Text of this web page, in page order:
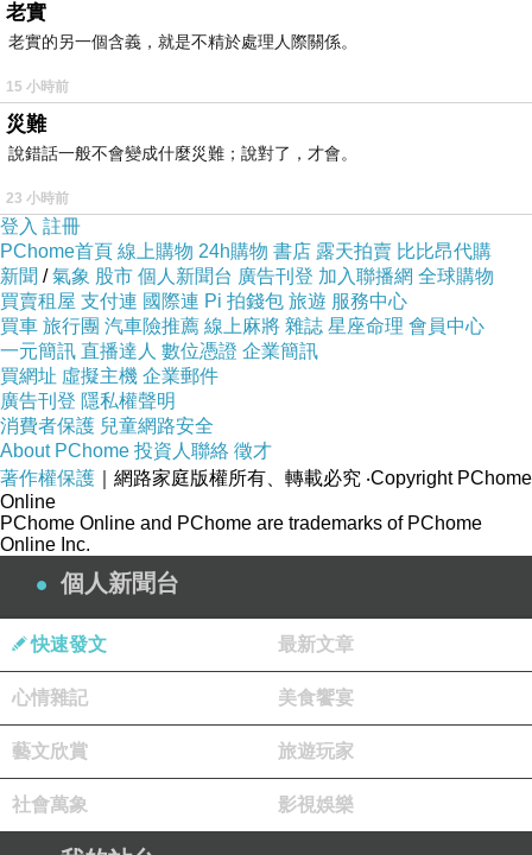
溫哥華的捷運叫做 SkyTrain，中文一般稱為「天車」。機
場站就在機場的正對面 (上圖左邊)，從機場二樓出來，有
陸橋相通車站。
上圖左下角是從機場出來的捷運線，接上垂直穿過列治文
的 Canada Line (加拿大線)，往北上行經過 Oakridge
老實
老實的另一個含義，就是不精於處理人際關係。
15 小時前
災難
說錯話一般不會變成什麼災難；說對了，才會。
23 小時前
登入 註冊
PChome首頁 線上購物 24h購物 書店 露天拍賣 比比昂代購
新聞 /氣象 股市 個人新聞台 廣告刊登 加入聯播網 全球購物
買賣租屋 支付連 國際連 Pi 拍錢包 旅遊 服務中心
買車 旅行團 汽車險推薦 線上麻將 雜誌 星座命理 會員中心
一元簡訊 直播達人 數位憑證 企業簡訊
買網址 虛擬主機 企業郵件
廣告刊登 隱私權聲明
消費者保護 兒童網路安全
About PChome 投資人聯絡 徵才
著作權保護 ｜網路家庭版權所有、轉載必究 ‧Copyright PChome
Online
PChome Online and PChome are trademarks of PChome
Online Inc.
個人新聞台
快速發文 最新文章
心情雜記 美食饗宴
藝文欣賞 旅遊玩家
社會萬象 影視娛樂